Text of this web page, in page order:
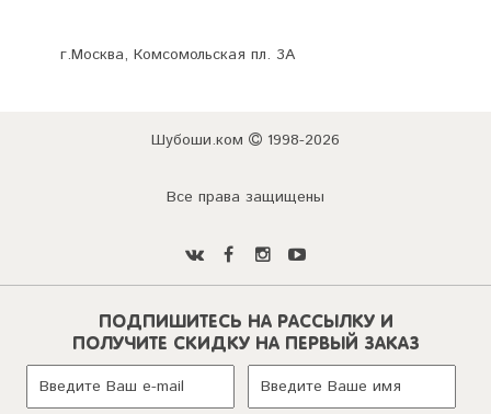
г.Москва, Комсомольская пл. 3А
Шубоши.ком 1998-2026
Все права защищены
ПОДПИШИТЕСЬ НА РАССЫЛКУ И
ПОЛУЧИТЕ СКИДКУ НА ПЕРВЫЙ ЗАКАЗ